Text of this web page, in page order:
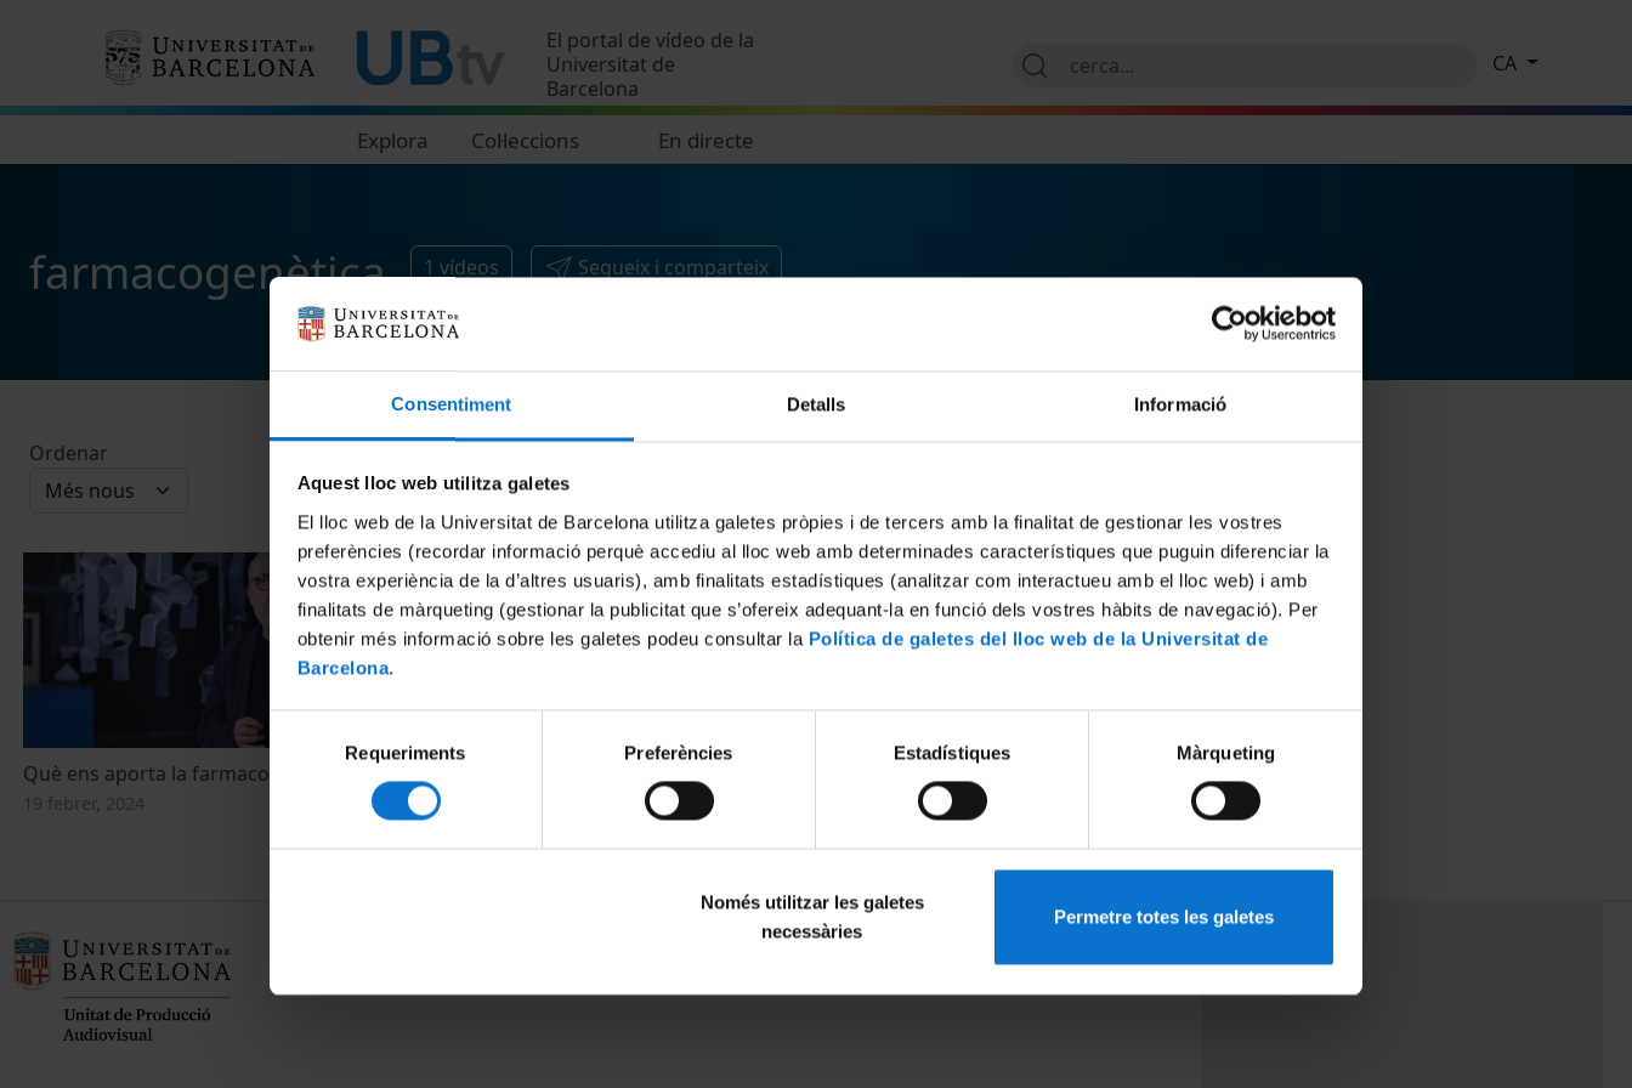
Consentiment Detalls Informació
Aquest lloc web utilitza galetes
El lloc web de la Universitat de Barcelona utilitza galetes pròpies i de tercers amb la finalitat de gestionar les vostres
preferències (recordar informació perquè accediu al lloc web amb determinades característiques que puguin diferenciar la
vostra experiència de la d’altres usuaris), amb finalitats estadístiques (analitzar com interactueu amb el lloc web) i amb
finalitats de màrqueting (gestionar la publicitat que s’ofereix adequant-la en funció dels vostres hàbits de navegació). Per
obtenir més informació sobre les galetes podeu consultar la Política de galetes del lloc web de la Universitat de
Barcelona.
de
consentiment
Requeriments Preferències Estadístiques Màrqueting
Només utilitzar les galetes
necessàries
Permetre totes les galetes
El portal de vídeo de la
Universitat de
Barcelona
Explora Col·leccions En directe
CA
farmacogenètica 1 vídeos Segueix i comparteix
Ordenar
Què ens aporta la farmacogenètica?
19 febrer, 2024
MENÚ PEU 1 PEU 3